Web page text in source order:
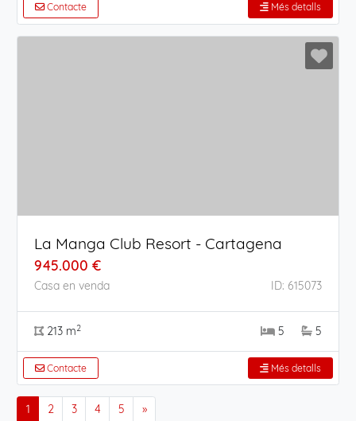
Contacte Més detalls
La Manga Club Resort - Cartagena
945.000 €
Casa en venda ID: 615073
213 m2 5 5
Contacte Més detalls
1 2 3 4 5 »